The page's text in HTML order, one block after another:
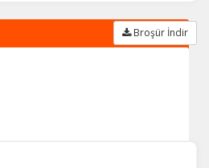
Broşür İndir